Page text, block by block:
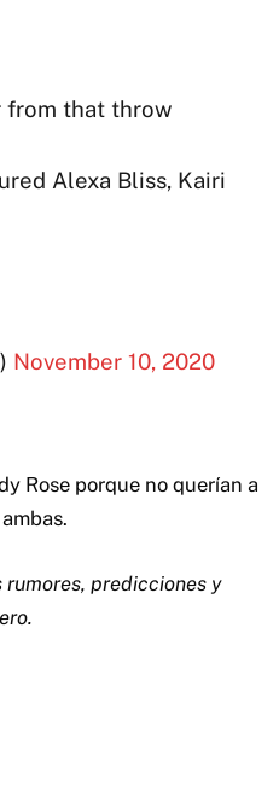
from that throw
Alexa Bliss, Kairi
November 10, 2020
Rose porque no querían a
predicciones y